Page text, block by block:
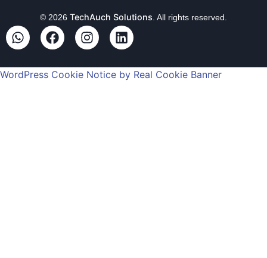
© 2026 TechAuch Solutions . All rights reserved.
WordPress Cookie Notice by Real Cookie Banner